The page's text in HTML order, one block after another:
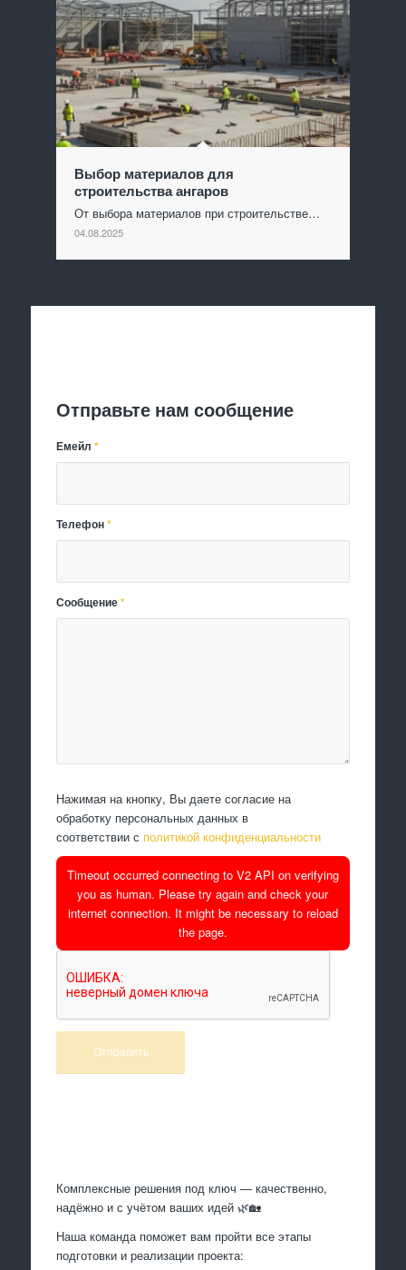
Выбор материалов для
строительства ангаров
От выбора материалов при строительстве…
04.08.2025
Отправьте нам сообщение
Емейл*
Телефон*
Сообщение*
Нажимая на кнопку, Вы даете согласие на
обработку персональных данных в
соответствии с политикой конфиденциальности
Timeout occurred connecting to V2 API on verifying
you as human. Please try again and check your
internet connection. It might be necessary to reload
the page.
Комплексные решения под ключ — качественно,
надёжно и с учётом ваших идей 🌿🏡
Наша команда поможет вам пройти все этапы
подготовки и реализации проекта: